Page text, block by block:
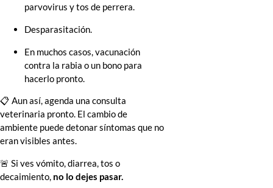
parvovirus y tos de perrera.
Desparasitación.
En muchos casos, vacunación
contra la rabia o un bono para
hacerlo pronto.
📋 Aun así, agenda una consulta
veterinaria pronto. El cambio de
ambiente puede detonar síntomas que no
eran visibles antes.
🚨 Si ves vómito, diarrea, tos o
decaimiento, no lo dejes pasar.